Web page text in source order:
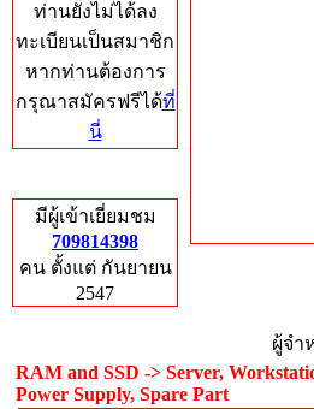
ท่านยังไม่ได้ลง
ทะเบียนเป็นสมาชิก
หากท่านต้องการ
กรุณาสมัครฟรีได้ที่
นี่
มีผู้เข้าเยี่ยมชม
709814398
คน ตั้งแต่ กันยายน
2547
ผู้จำ
RAM and SSD -> Server,
Power Supply, Spare Part